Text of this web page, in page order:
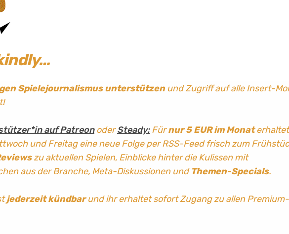
Spielejournalismus unterstützenund Zugriff auf alle Insert-
auf PatreonoderSteady:Fürnur 5 EUR im Monaterhaltet
und Freitag eine neue Folge per RSS-Feed frisch zum
zu aktuellen Spielen, Einblicke hinter die Kulissen mit
aus der Branche, Meta-Diskussionen und Themen-Specials.
jederzeit kündbarund ihr erhaltet sofort Zugang zu allen Premium-